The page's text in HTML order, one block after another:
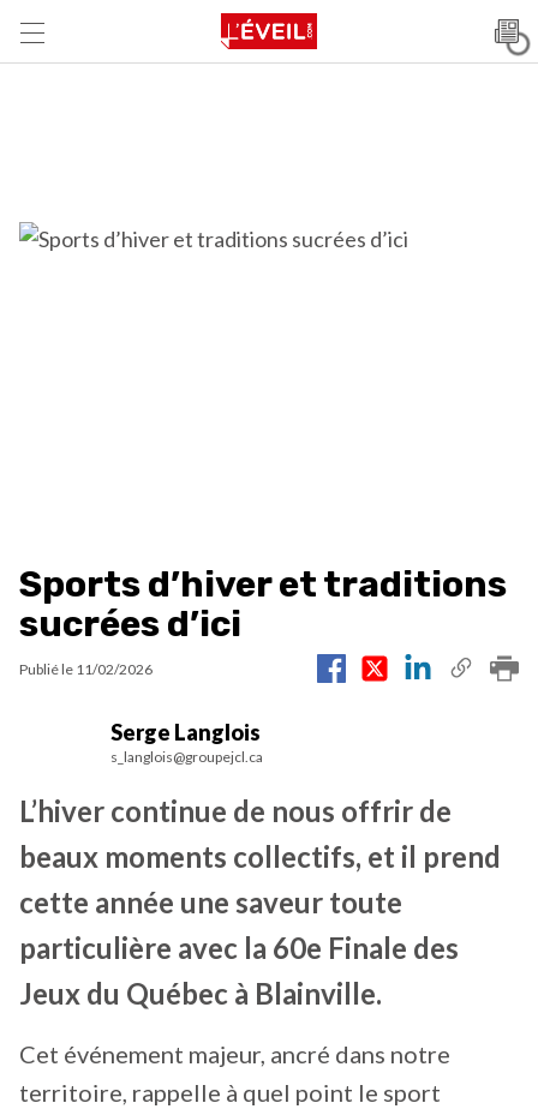
Sports d’hiver et traditions
sucrées d’ici
Publié le 11/02/2026
Serge Langlois
s_langlois@groupejcl.ca
L’hiver continue de nous offrir de
beaux moments collectifs, et il prend
cette année une saveur toute
particulière avec la 60e Finale des
Jeux du Québec à Blainville.
Cet événement majeur, ancré dans notre
territoire, rappelle à quel point le sport